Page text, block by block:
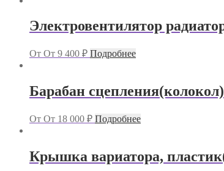
Электровентилятор
От От 9 400 ₽ Подробнее
Барабан
От От 18 000 ₽ Подробнее
Крышка вариатора,